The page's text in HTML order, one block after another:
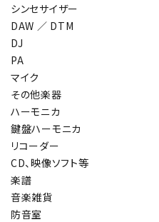
シンセサイザー
DAW ／ DTM
DJ
PA
マイク
その他楽器
ハーモニカ
鍵盤ハーモニカ
リコーダー
CD、映像ソフト等
楽譜
音楽雑貨
防音室